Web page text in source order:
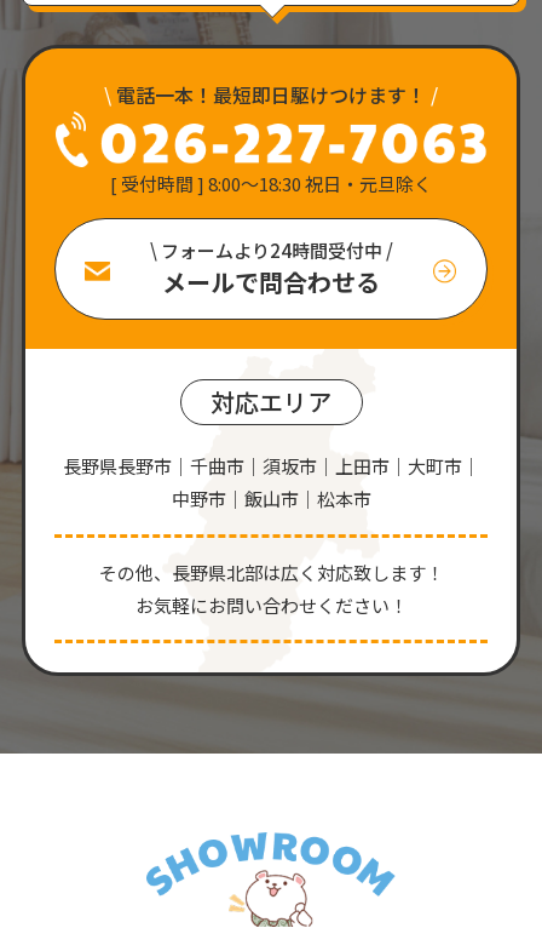
\ 電話一本！最短即日駆けつけます！ /
[ 受付時間 ] 8:00〜18:30 祝日・元旦除く
\ フォームより24時間受付中 /
メールで問合わせる
対応エリア
長野県長野市｜千曲市｜須坂市｜上田市｜大町市｜
中野市｜飯山市｜松本市
その他、⻑野県北部は広く対応致します！
お気軽にお問い合わせください！